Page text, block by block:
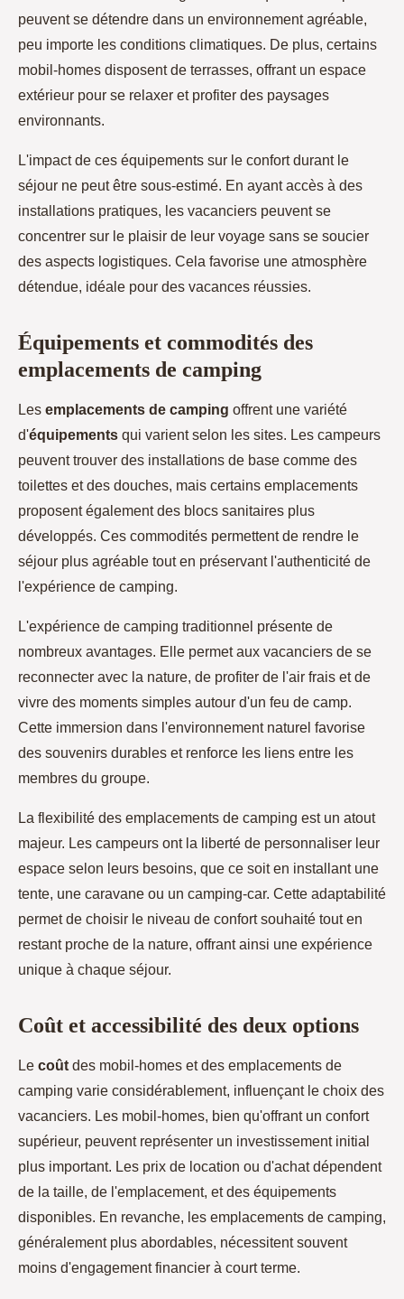
peuvent se détendre dans un environnement agréable,
peu importe les conditions climatiques. De plus, certains
mobil-homes disposent de terrasses, offrant un espace
extérieur pour se relaxer et profiter des paysages
environnants.
L'impact de ces équipements sur le confort durant le
séjour ne peut être sous-estimé. En ayant accès à des
installations pratiques, les vacanciers peuvent se
concentrer sur le plaisir de leur voyage sans se soucier
des aspects logistiques. Cela favorise une atmosphère
détendue, idéale pour des vacances réussies.
Équipements et commodités des
emplacements de camping
Les emplacements de camping offrent une variété
d'équipements qui varient selon les sites. Les campeurs
peuvent trouver des installations de base comme des
toilettes et des douches, mais certains emplacements
proposent également des blocs sanitaires plus
développés. Ces commodités permettent de rendre le
séjour plus agréable tout en préservant l'authenticité de
l'expérience de camping.
L'expérience de camping traditionnel présente de
nombreux avantages. Elle permet aux vacanciers de se
reconnecter avec la nature, de profiter de l'air frais et de
vivre des moments simples autour d'un feu de camp.
Cette immersion dans l'environnement naturel favorise
des souvenirs durables et renforce les liens entre les
membres du groupe.
La flexibilité des emplacements de camping est un atout
majeur. Les campeurs ont la liberté de personnaliser leur
espace selon leurs besoins, que ce soit en installant une
tente, une caravane ou un camping-car. Cette adaptabilité
permet de choisir le niveau de confort souhaité tout en
restant proche de la nature, offrant ainsi une expérience
unique à chaque séjour.
Coût et accessibilité des deux options
Le coût des mobil-homes et des emplacements de
camping varie considérablement, influençant le choix des
vacanciers. Les mobil-homes, bien qu'offrant un confort
supérieur, peuvent représenter un investissement initial
plus important. Les prix de location ou d'achat dépendent
de la taille, de l'emplacement, et des équipements
disponibles. En revanche, les emplacements de camping,
généralement plus abordables, nécessitent souvent
moins d'engagement financier à court terme.